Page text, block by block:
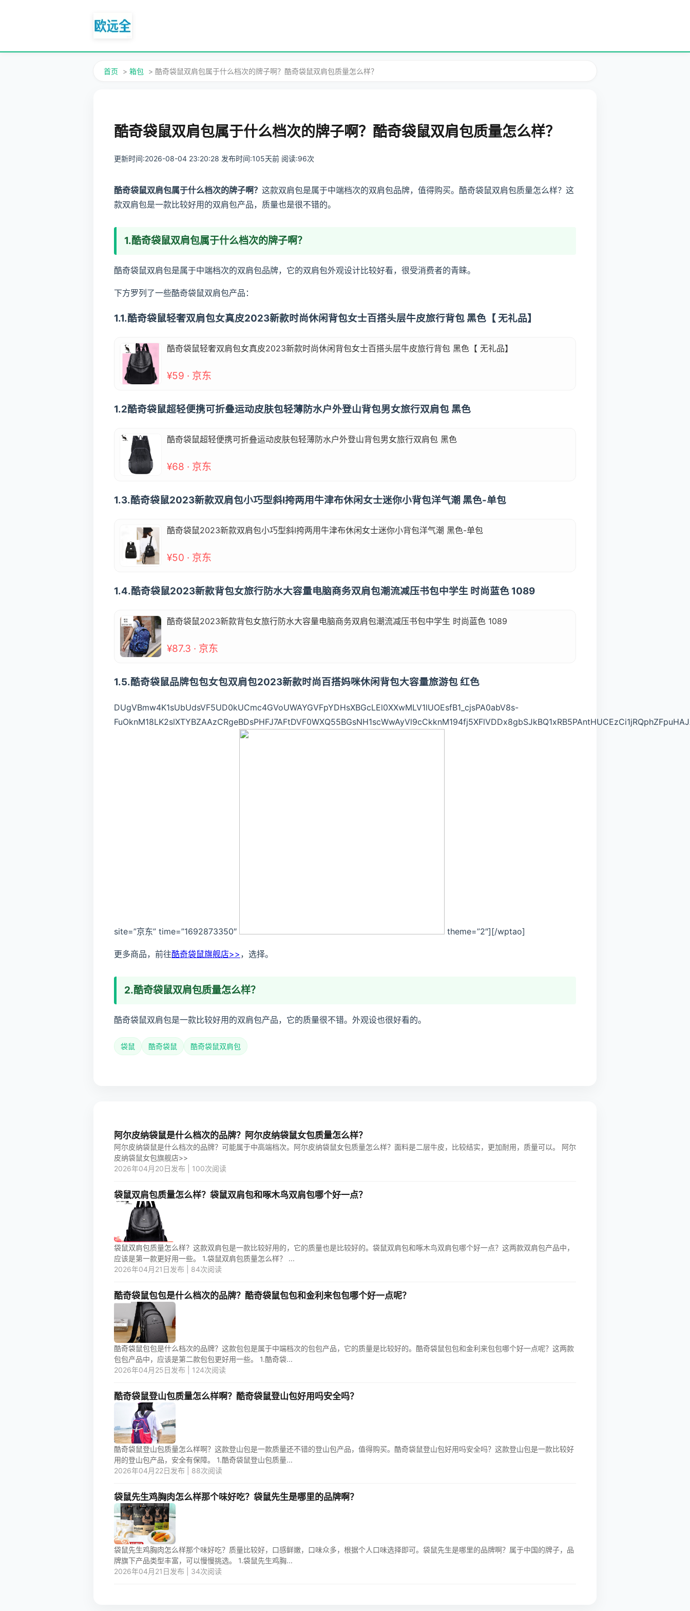
首页 > 箱包 > 酷奇袋鼠双肩包属于什么档次的牌子啊？酷奇袋鼠双肩包质量怎么样？
酷奇袋鼠双肩包属于什么档次的牌子啊？酷奇袋鼠双肩包质量怎么样？
更新时间:2026-08-04 23:20:28 发布时间:105天前 阅读:96次
酷奇袋鼠双肩包属于什么档次的牌子啊？ 这款双肩包是属于中端档次的双肩包品牌，值得购买。酷奇袋鼠双肩包质量怎么样？这
款双肩包是一款比较好用的双肩包产品，质量也是很不错的。
1.酷奇袋鼠双肩包属于什么档次的牌子啊？
酷奇袋鼠双肩包是属于中端档次的双肩包品牌，它的双肩包外观设计比较好看，很受消费者的青睐。
下方罗列了一些酷奇袋鼠双肩包产品：
1.1.酷奇袋鼠轻奢双肩包女真皮2023新款时尚休闲背包女士百搭头层牛皮旅行背包 黑色【 无礼品】
酷奇袋鼠轻奢双肩包女真皮2023新款时尚休闲背包女士百搭头层牛皮旅行背包 黑色【 无礼品】
¥59 · 京东
1.2酷奇袋鼠超轻便携可折叠运动皮肤包轻薄防水户外登山背包男女旅行双肩包 黑色
酷奇袋鼠超轻便携可折叠运动皮肤包轻薄防水户外登山背包男女旅行双肩包 黑色
¥68 · 京东
1.3.酷奇袋鼠2023新款双肩包小巧型斜I挎两用牛津布休闲女士迷你小背包洋气潮 黑色-单包
酷奇袋鼠2023新款双肩包小巧型斜I挎两用牛津布休闲女士迷你小背包洋气潮 黑色-单包
¥50 · 京东
1.4.酷奇袋鼠2023新款背包女旅行防水大容量电脑商务双肩包潮流减压书包中学生 时尚蓝色 1089
酷奇袋鼠2023新款背包女旅行防水大容量电脑商务双肩包潮流减压书包中学生 时尚蓝色 1089
¥87.3 · 京东
1.5.酷奇袋鼠品牌包包女包双肩包2023新款时尚百搭妈咪休闲背包大容量旅游包 红色
DUgVBmw4K1sUbUdsVF5UD0kUCmc4GVoUWAYGVFpYDHsXBGcLEl0XXwMLV1lUOEsfB1_cjsPA0abV8s-
site=”京东” time=”1692873350″ theme=”2″][/wptao]
更多商品，前往酷奇袋鼠旗舰店>> ，选择。
2.酷奇袋鼠双肩包质量怎么样？
酷奇袋鼠双肩包是一款比较好用的双肩包产品，它的质量很不错。外观设也很好看的。
袋鼠 酷奇袋鼠 酷奇袋鼠双肩包
阿尔皮纳袋鼠是什么档次的品牌？阿尔皮纳袋鼠女包质量怎么样？
阿尔皮纳袋鼠是什么档次的品牌？可能属于中高端档次。阿尔皮纳袋鼠女包质量怎么样？面料是二层牛皮，比较结实，更加耐用，质量可以。 阿尔
皮纳袋鼠女包旗舰店>>
2026年04月20日发布 | 100次阅读
袋鼠双肩包质量怎么样？袋鼠双肩包和啄木鸟双肩包哪个好一点？
袋鼠双肩包质量怎么样？这款双肩包是一款比较好用的，它的质量也是比较好的。袋鼠双肩包和啄木鸟双肩包哪个好一点？这两款双肩包产品中，
应该是第一款更好用一些。 1.袋鼠双肩包质量怎么样？ ...
2026年04月21日发布 | 84次阅读
酷奇袋鼠包包是什么档次的品牌？酷奇袋鼠包包和金利来包包哪个好一点呢？
酷奇袋鼠包包是什么档次的品牌？这款包包是属于中端档次的包包产品，它的质量是比较好的。酷奇袋鼠包包和金利来包包哪个好一点呢？这两款
包包产品中，应该是第二款包包更好用一些。 1.酷奇袋...
2026年04月25日发布 | 124次阅读
酷奇袋鼠登山包质量怎么样啊？酷奇袋鼠登山包好用吗安全吗？
酷奇袋鼠登山包质量怎么样啊？这款登山包是一款质量还不错的登山包产品，值得购买。酷奇袋鼠登山包好用吗安全吗？这款登山包是一款比较好
用的登山包产品，安全有保障。 1.酷奇袋鼠登山包质量...
2026年04月22日发布 | 88次阅读
袋鼠先生鸡胸肉怎么样那个味好吃？袋鼠先生是哪里的品牌啊？
袋鼠先生鸡胸肉怎么样那个味好吃？质量比较好，口感鲜嫩，口味众多，根据个人口味选择即可。袋鼠先生是哪里的品牌啊？属于中国的牌子，品
牌旗下产品类型丰富，可以慢慢挑选。 1.袋鼠先生鸡胸...
2026年04月21日发布 | 34次阅读